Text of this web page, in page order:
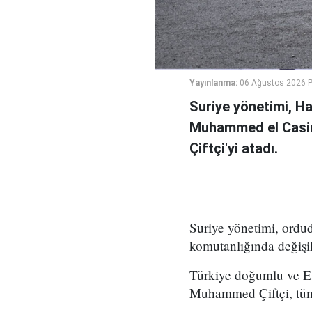
Yayınlanma: 06 Ağustos 2026
Suriye yönetimi,
Muhammed el
Çiftçi'yi atadı.
Suriye yönetimi,
komutanlığında
Türkiye doğumlu ve
Muhammed Çiftçi,